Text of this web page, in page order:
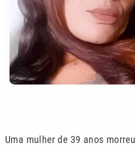
Uma mulher de 39 anos